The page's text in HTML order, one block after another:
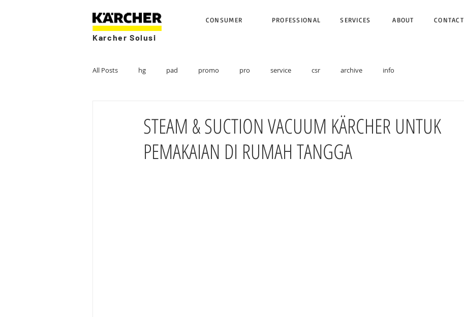
CONSUMER PROFESSIONAL SERVICES ABOUT CONTACT
Karcher Solusi
All Posts hg pad promo pro service csr archive info
STEAM & SUCTION VACUUM KÄRCHER UNTUK
PEMAKAIAN DI RUMAH TANGGA